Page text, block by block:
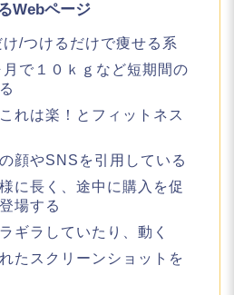
Webページ
/つけるだけで痩せる系
で１０ｋｇなど短期間の
れは楽！とフィットネス
顔やSNSを引用している
に長く、途中に購入を促
場する
ギラしていたり、動く
たスクリーンショットを